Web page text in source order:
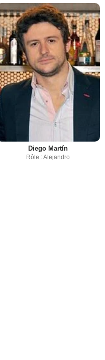
Diego Martín
Rôle : Alejandro